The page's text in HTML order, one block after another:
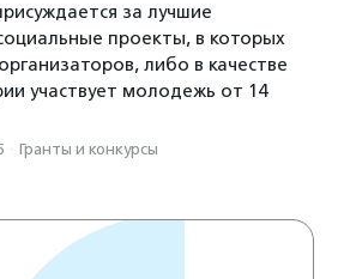
за лучшие
проекты, в которых
либо в качестве
участвует молодежь от 14
· Гранты и конкурсы